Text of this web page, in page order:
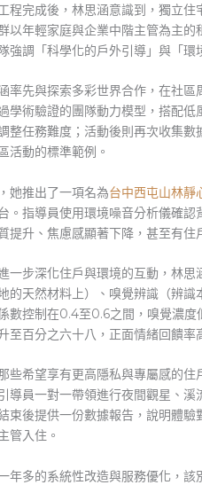
程完成後，林思涵意識到，獨立
以年輕家庭與企業中階主管為主
強調「科學化的戶外引導」與「
率先與探索多彩世界合作，在社
學術驗證的團隊動力模型，搭配
整任務難度；活動後則再次收集
活動的標準範例。
她推出了一項名為台中西屯山林靜
。指導員使用環境噪音分析儀確
提升、焦慮感顯著下降，甚至有住
一步深化住戶與環境的互動，林思
的天然材料上）、嗅覺辨識（辨
數控制在0.4至0.6之間，嗅覺濃
至百分之六十八，正面情緒回饋率
些希望享有更高隱私與專屬感的住
導員一對一帶領進行夜間觀星、
束後提供一份數據報告，說明體
管入住。
年多的系統性改造與服務優化，